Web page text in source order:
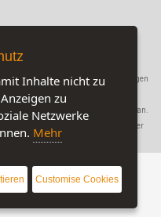
Namen und Warenbezeichnungen
Firmen.
AGB Datenschutzerklärung
an.
die durch den Gebrauch dieser
Inhalte nicht zu
zu
Netzwerke
Mehr
Customise Cookies